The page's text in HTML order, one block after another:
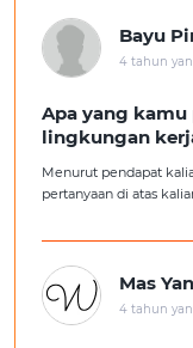
Bayu
4 tahun
Apa yang
lingkungan
Menurut pendapat
pertanyaan di atas
Mas
4 tahun